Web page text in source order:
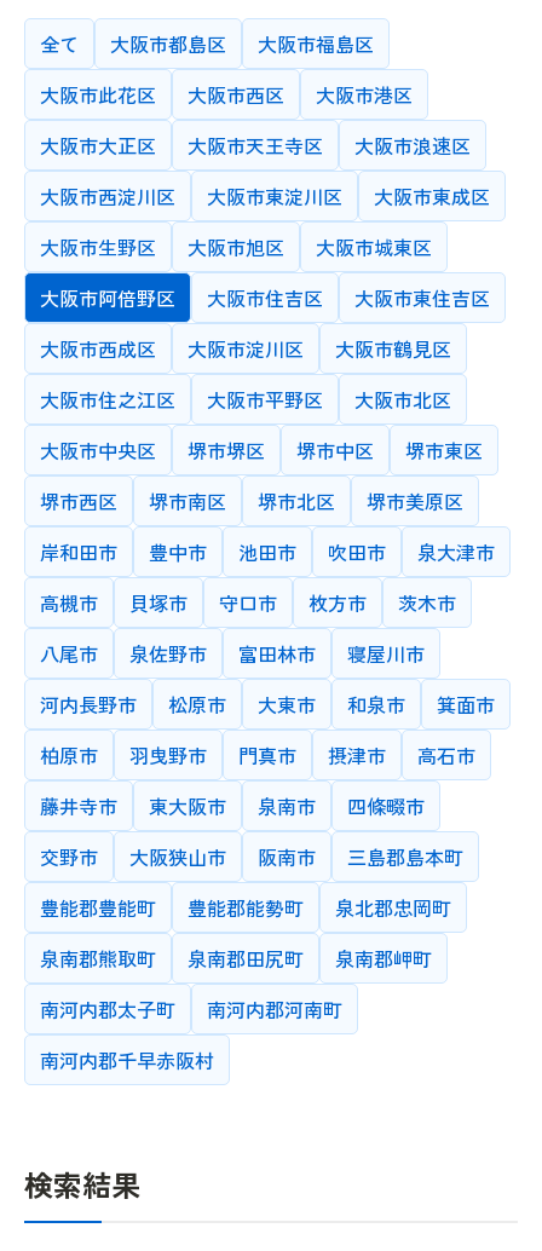
プログラミング/AI/IT
海外留学/MBA
その他
最低時給 以下
授業カテゴリーと最低時給の両方を選択してください
先生が希望する指導方法です。条件は複数選択可能です
希望する指導場所を選択してください
先生の住所で検索する
対面指導時に交通費を抑えるなど、近隣の先生を希望される場合
にご利用ください
学歴
大学院
大学/高専
高校
中学校
小学校
その他
最終学歴の卒業証書や証明書の確認が取れている先生に絞って検
索します
教師の性別
男性
どちらでも可
女性
情報の更新
指定しない
3か月以内
1年以内
3年以内
年齢
10代
20代 30代 40代 50代 60代
登録時もしくは情報更新時の年齢をもとに検索できます
最終学歴証明
あり
最終学歴の卒業証書や証明書の確認が取れている先生に絞って検
索します
MBTI
教師の書画(手元) カメラの保有状況
キーワード
●●と●●を対象にキーワード検索をおこないます
教師ID
完全に一致する教師IDを検索します。
検索条件をクリア
検索する
全て 大阪市都島区
大阪市福島区
大阪市此花区
大阪市西区
大阪市港区
大阪市大正区
大阪市天王寺区
大阪市浪速区
大阪市西淀川区
大阪市東淀川区
大阪市東成区
大阪市生野区
大阪市旭区
大阪市城東区
大阪市阿倍野区
大阪市住吉区
大阪市東住吉区
大阪市西成区
大阪市淀川区
大阪市鶴見区
大阪市住之江区
大阪市平野区
大阪市北区
大阪市中央区
堺市堺区 堺市中区
堺市東区
堺市西区
堺市南区 堺市北区
堺市美原区
岸和田市
豊中市 池田市 吹田市
泉大津市
高槻市
貝塚市 守口市 枚方市
茨木市
八尾市
泉佐野市 富田林市
寝屋川市
河内長野市
松原市 大東市 和泉市
箕面市
柏原市
羽曳野市 門真市 摂津市
高石市
藤井寺市
東大阪市 泉南市
四條畷市
交野市
大阪狭山市 阪南市
三島郡島本町
豊能郡豊能町
豊能郡能勢町
泉北郡忠岡町
泉南郡熊取町
泉南郡田尻町
泉南郡岬町
南河内郡太子町
南河内郡河南町
南河内郡千早赤阪村
検索結果